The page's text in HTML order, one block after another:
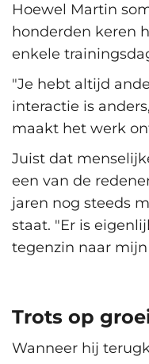
Hoewel Martin
honderden keren
enkele
"Je hebt altijd
interactie is
maakt het werk
Juist dat
een van de
jaren nog steeds
staat. "Er is
tegenzin naar
Trots op
Wanneer hij